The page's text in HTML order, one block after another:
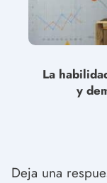
La
y
Deja una